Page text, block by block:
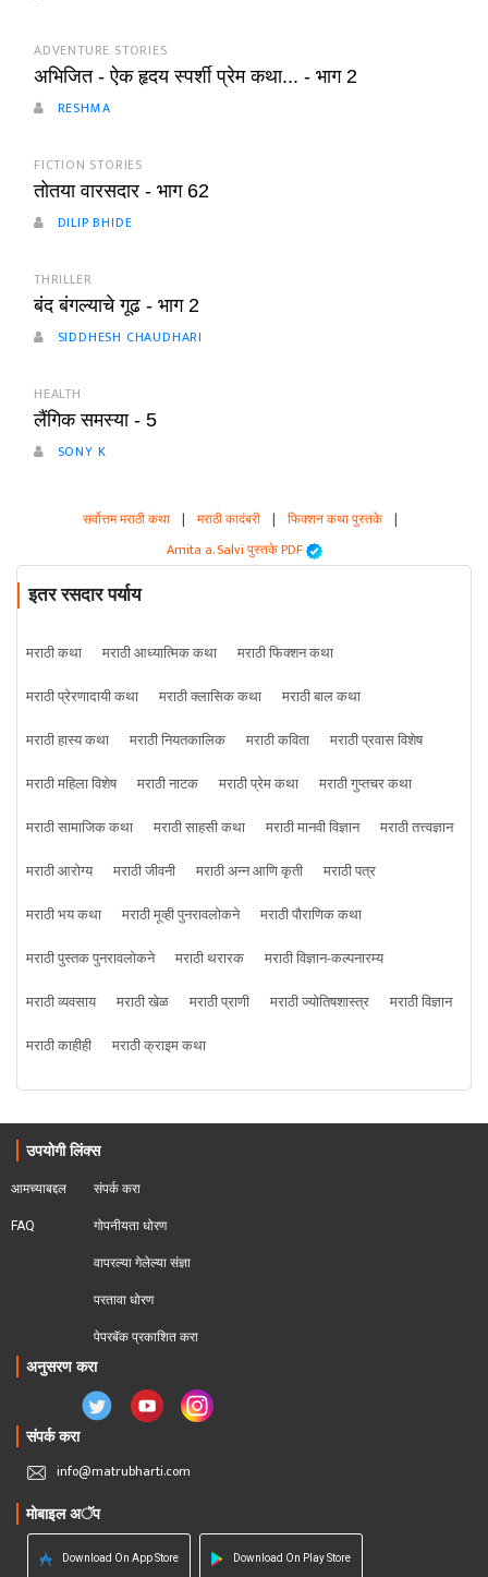
ADVENTURE STORIES
अभिजित - ऐक हृदय स्पर्शी प्रेम कथा... - भाग 2
RESHMA
FICTION STORIES
तोतया वारसदार - भाग 62
DILIP BHIDE
THRILLER
बंद बंगल्याचे गूढ - भाग 2
SIDDHESH CHAUDHARI
HEALTH
लैंगिक समस्या - 5
SONY K
सर्वोत्तम मराठी कथा | मराठी कादंबरी | फिक्शन कथा पुस्तके |
Amita a. Salvi पुस्तके PDF
इतर रसदार पर्याय
मराठी कथा मराठी आध्यात्मिक कथा
मराठी फिक्शन कथा
मराठी प्रेरणादायी कथा
मराठी क्लासिक कथा
मराठी बाल कथा
मराठी हास्य कथा
मराठी नियतकालिक मराठी कविता
मराठी प्रवास विशेष
मराठी महिला विशेष
मराठी नाटक मराठी प्रेम कथा
मराठी गुप्तचर कथा
मराठी सामाजिक कथा
मराठी साहसी कथा मराठी मानवी विज्ञान
मराठी तत्त्वज्ञान
मराठी आरोग्य
मराठी जीवनी मराठी अन्न आणि कृती
मराठी पत्र
मराठी भय कथा
मराठी मूव्ही पुनरावलोकने
मराठी पौराणिक कथा
मराठी पुस्तक पुनरावलोकने
मराठी थरारक
मराठी विज्ञान-कल्पनारम्य
मराठी व्यवसाय
मराठी खेळ मराठी प्राणी मराठी ज्योतिषशास्त्र
मराठी विज्ञान
मराठी काहीही
मराठी क्राइम कथा
उपयोगी लिंक्स
आमच्याबद्दल
FAQ
संपर्क करा
गोपनीयता धोरण
वापरल्या गेलेल्या संज्ञा
परतावा धोरण
पेपरबॅक प्रकाशित करा
अनुसरण करा
संपर्क करा
info@matrubharti.com
मोबाइल अॅप
Download On App Store Download On Play Store